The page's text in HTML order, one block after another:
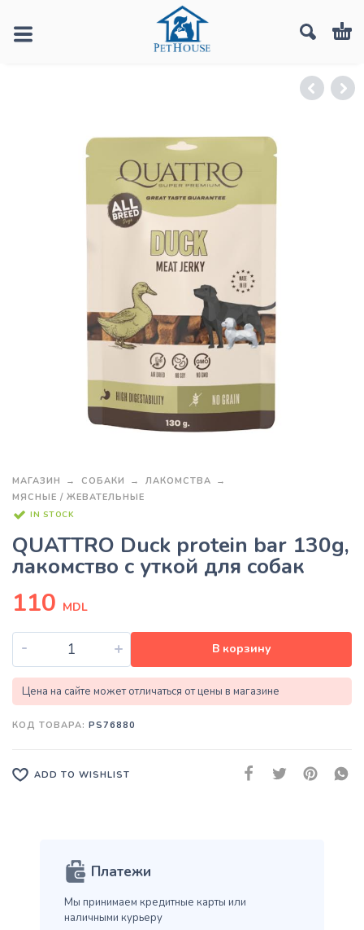
МАГАЗИН СОБАКИ
ЛАКОМСТВА
МЯСНЫЕ / ЖЕВАТЕЛЬНЫЕ
IN STOCK
QUATTRO Duck protein bar 130g,
лакомство с уткой для собак
110 MDL
- + В корзину
Цена на сайте может отличаться от цены в магазине
КОД ТОВАРА: PS76880
ADD TO WISHLIST
Платежи
Мы принимаем кредитные карты или
наличными курьеру